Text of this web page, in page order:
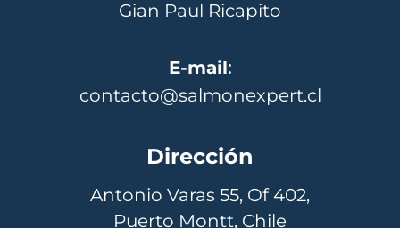
Gian Paul Ricapito
E-mail:
contacto@salmonexpert.cl
Dirección
Antonio Varas 55, Of 402,
Puerto Montt, Chile